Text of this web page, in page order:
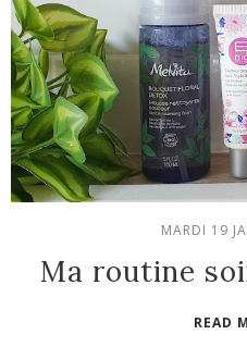
MARDI 19
Ma routine
READ